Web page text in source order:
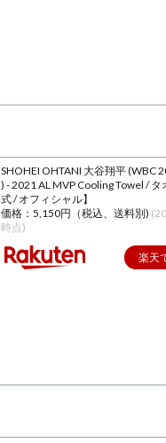
SHOHEI OHTANI 大谷翔平 (WBC
) - 2021 AL MVP Cooling Towel / タ
式 / オフィシャル】
価格：5,150円（税込、送料別)
時点)
楽天